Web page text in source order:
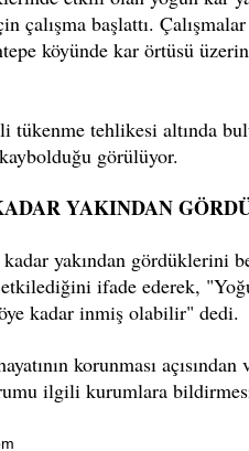
çalışma başlattı.
köyünde kar örtüsü
tükenme tehlikesi altında
görülüyor.
YAKINDAN
yakından gördüklerini
etkilediğini ifade ederek,
kadar inmiş olabilir" dedi.
korunması
ilgili kurumlara